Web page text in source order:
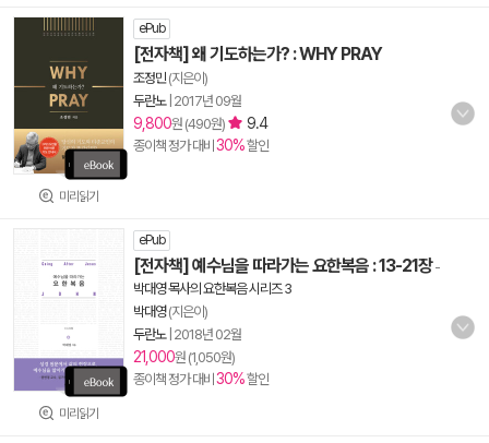
미리읽기
ePub
[전자책] 왜 기도하는가? : WHY PRAY
조정민(지은이)
두란노| 2017년 09월
9,800원 (490원) 9.4
종이책 정가 대비 30%할인
미리읽기
ePub
[전자책] 예수님을 따라가는 요한복음 : 13-21장-
박대영 목사의 요한복음 시리즈 3
박대영(지은이)
두란노| 2018년 02월
21,000원 (1,050원)
종이책 정가 대비 30%할인